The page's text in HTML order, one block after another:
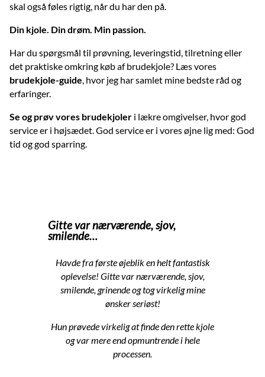
skal også føles rigtig, når du har den på.
Din kjole. Din drøm. Min passion.
Har du spørgsmål til prøvning, leveringstid, tilretning eller
det praktiske omkring køb af brudekjole? Læs vores
brudekjole-guide, hvor jeg har samlet mine bedste råd og
erfaringer.
Se og prøv vores brudekjoler i lækre omgivelser, hvor god
service er i højsædet. God service er i vores øjne lig med: God
tid og god sparring.
Gitte var nærværende, sjov,
smilende…
Havde fra første øjeblik en helt fantastisk
oplevelse! Gitte var nærværende, sjov,
smilende, grinende og tog virkelig mine
ønsker seriøst!
Hun prøvede virkelig at finde den rette kjole
og var mere end opmuntrende i hele
processen.